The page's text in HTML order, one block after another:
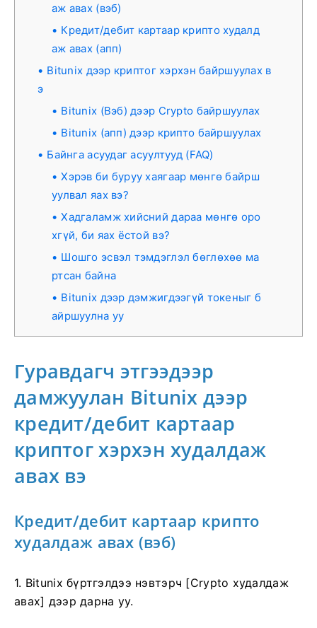
аж авах (вэб)
Кредит/дебит картаар крипто худалд
аж авах (апп)
Bitunix дээр криптог хэрхэн байршуулах в
э
Bitunix (Вэб) дээр Crypto байршуулах
Bitunix (апп) дээр крипто байршуулах
Байнга асуудаг асуултууд (FAQ)
Хэрэв би буруу хаягаар мөнгө байрш
уулвал яах вэ?
Хадгаламж хийсний дараа мөнгө оро
хгүй, би яах ёстой вэ?
Шошго эсвэл тэмдэглэл бөглөхөө ма
ртсан байна
Bitunix дээр дэмжигдээгүй токеныг б
айршуулна уу
Гуравдагч этгээдээр
дамжуулан Bitunix дээр
кредит/дебит картаар
криптог хэрхэн худалдаж
авах вэ
Кредит/дебит картаар крипто
худалдаж авах (вэб)
1. Bitunix бүртгэлдээ нэвтэрч [Crypto худалдаж
авах] дээр дарна уу.